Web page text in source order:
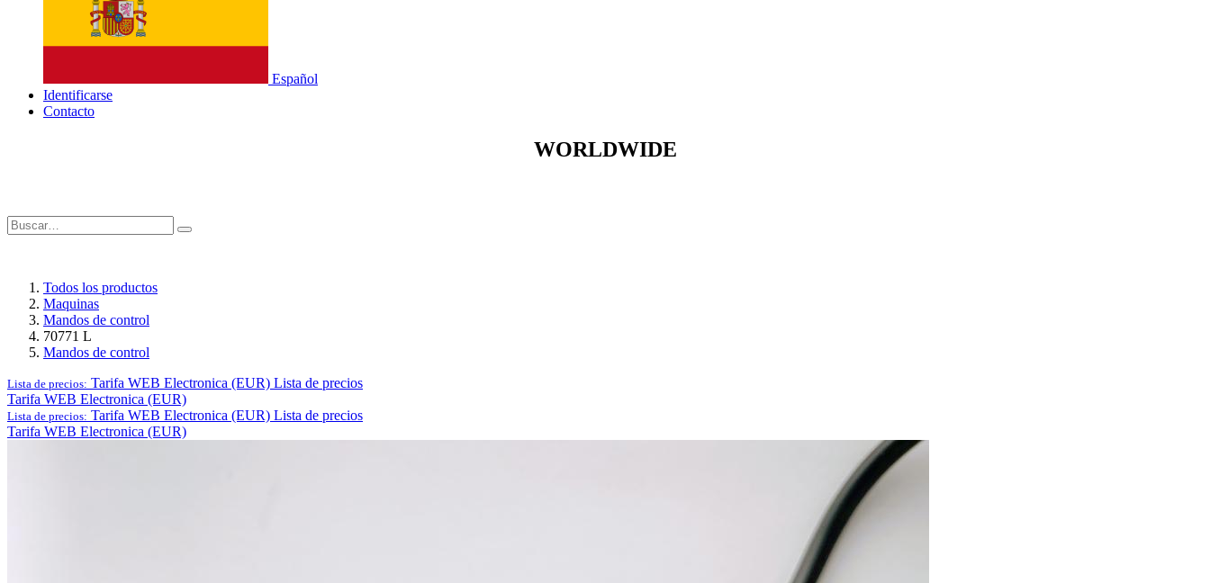
Español
Identificarse
Contacto
WORLDWIDE
Todos los productos
Maquinas
Mandos de control
70771 L
Mandos de control
Lista de precios: Tarifa WEB Electronica (EUR) Lista de precios
Tarifa WEB Electronica (EUR)
Lista de precios: Tarifa WEB Electronica (EUR) Lista de precios
Tarifa WEB Electronica (EUR)